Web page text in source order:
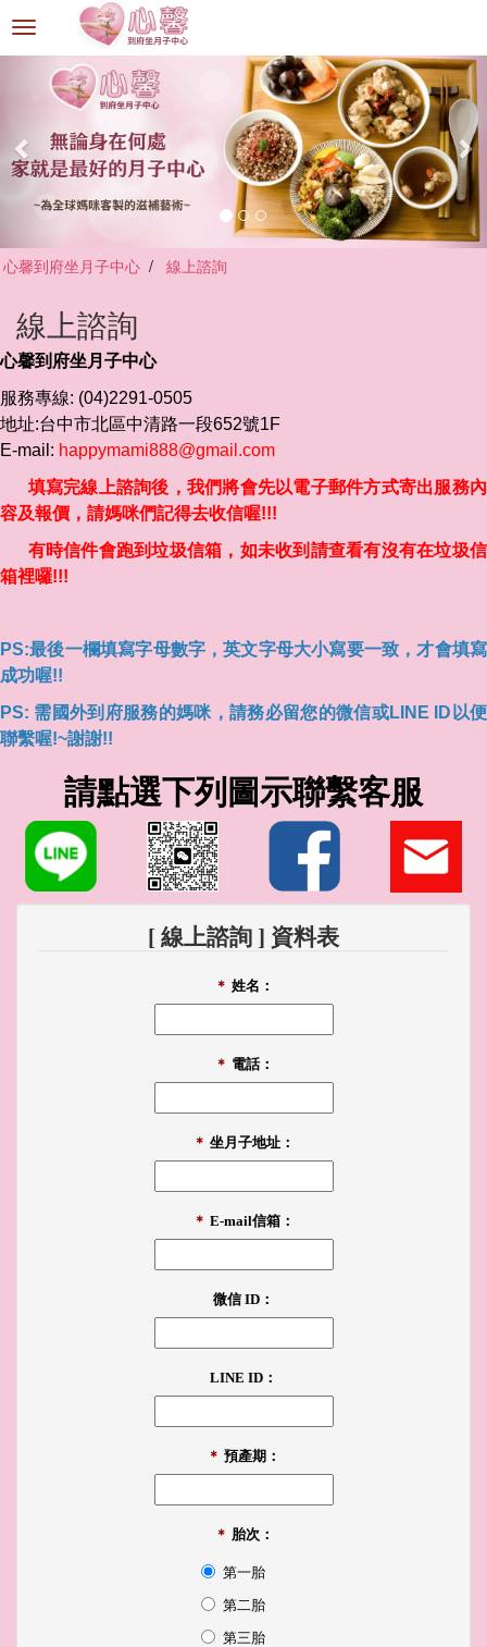
選
單
心馨到府坐月子中心 線上諮詢
線上諮詢
心馨到府坐月子中心
服務專線: (04)2291-0505
地址:台中市北區中清路一段652號1F
E-mail: happymami888@gmail.com
填寫完線上諮詢後，我們將會先以電子郵件方式寄出服務內
容及報價，請媽咪們記得去收信喔!!!
有時信件會跑到垃圾信箱，如未收到請查看有沒有在垃圾信
箱裡囉!!!
PS:最後一欄填寫字母數字，英文字母大小寫要一致，才會填寫
成功喔!!
PS: 需國外到府服務的媽咪，請務必留您的微信或LINE ID以便
聯繫喔!~謝謝!!
請點選下列圖示聯繫客服
[ 線上諮詢 ] 資料表
＊ 姓名：
＊ 電話：
＊ 坐月子地址：
＊ E-mail信箱：
微信 ID：
LINE ID：
＊ 預產期：
＊ 胎次：
第一胎
第二胎
第三胎